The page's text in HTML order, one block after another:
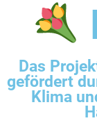
Das
gefördert
Klima